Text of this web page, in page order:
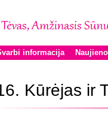
informacija
Kūrėjas ir